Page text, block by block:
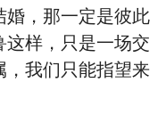
婚，那一定是彼此
这样，只是一场交
，我们只能指望来